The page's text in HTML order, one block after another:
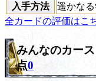
入手方法
遥かなる
全カードの評価はこ
みんなのカー
点0